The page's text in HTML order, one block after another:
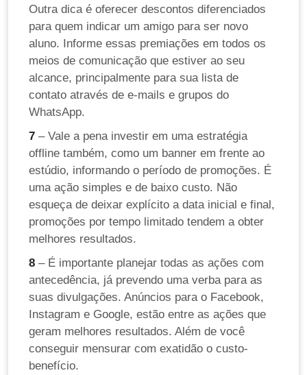
Outra dica é oferecer descontos diferenciados
para quem indicar um amigo para ser novo
aluno. Informe essas premiações em todos os
meios de comunicação que estiver ao seu
alcance, principalmente para sua lista de
contato através de e-mails e grupos do
WhatsApp.
7 – Vale a pena investir em uma estratégia
offline também, como um banner em frente ao
estúdio, informando o período de promoções. É
uma ação simples e de baixo custo. Não
esqueça de deixar explícito a data inicial e final,
promoções por tempo limitado tendem a obter
melhores resultados.
8 – É importante planejar todas as ações com
antecedência, já prevendo uma verba para as
suas divulgações. Anúncios para o Facebook,
Instagram e Google, estão entre as ações que
geram melhores resultados. Além de você
conseguir mensurar com exatidão o custo-
benefício.